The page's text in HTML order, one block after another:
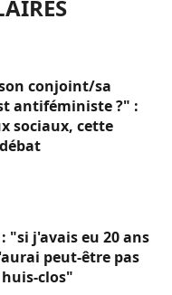
conjoint/sa
antiféministe ?" :
sociaux, cette
"si j'avais eu 20 ans
peut-être pas
clos"